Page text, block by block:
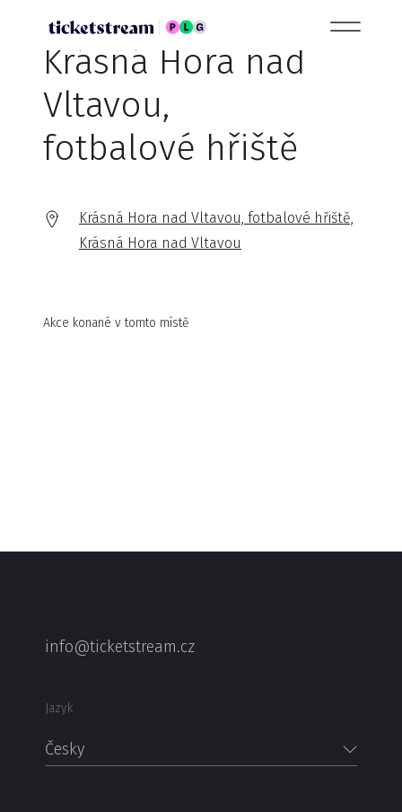
Krásná Hora nad
Vltavou,
fotbalové hřiště
Krásná Hora nad Vltavou, fotbalové hřiště,
Krásná Hora nad Vltavou
Akce konané v tomto místě
info@ticketstream.cz
Jazyk
Česky